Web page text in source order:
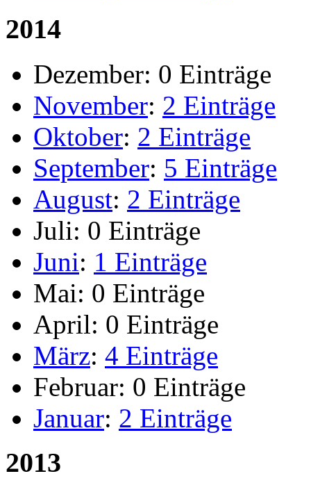
2014
Dezember: 0 Einträge
November: 2 Einträge
Oktober: 2 Einträge
September: 5 Einträge
August: 2 Einträge
Juli: 0 Einträge
Juni: 1 Einträge
Mai: 0 Einträge
April: 0 Einträge
März: 4 Einträge
Februar: 0 Einträge
Januar: 2 Einträge
2013